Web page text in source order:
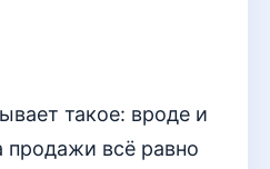
такое: вроде и
продажи всё равно